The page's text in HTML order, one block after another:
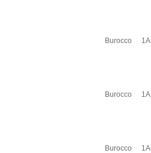
Burocco
Burocco
Burocco